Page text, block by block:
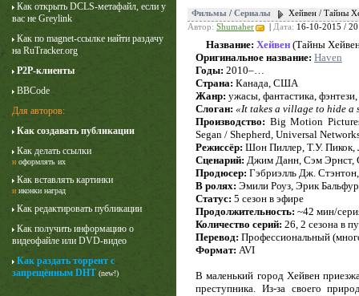
Как открыть DCLS-метафайл, если у
вас не Greylink
Как по magnet-ссылке найти раздачу
на RuTracker.org
P2P-клиенты
BBCode
Для авторов:
Как создавать публикации
Как делать ссылки
и оформлять их
Как вставлять картинки
и иконки наград
Как редактировать публикации
Как получить информацию о
видеофайле или DVD-видео
Как раздать торрент с
запрещённым DHT (new!)
Карточный домик
3 сезон
Фильмы / Сериалы
Хейвен / Тайны
Автор: Shumaher Дата: 16-10-2015 /
Название: Хейвен (Тайны
Оригинальное название: Haven
Годы: 2010–…
Страна: Канада, США
Жанр: ужасы, фантастика,
Слоган: «It takes a village to hide a
Производство: Big Motion
Segan / Shepherd, Universal
Режиссёр: Шон Пиллер, Т.У. Пикок,
Сценарий: Джим Данн, Сэм Эрнст,
Продюсер: Гэбриэлль Дж.
В ролях: Эмили Роуз, Эрик
Статус: 5 сезон в эфире
Продолжительность: ~42 мин/
Количество серий: 26, 2 сезона в
Перевод: Профессиональный
Формат: AVI
В маленький город Хейвен
преступника. Из-за своего